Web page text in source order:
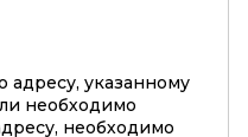
адресу, указанному
необходимо
необходимо